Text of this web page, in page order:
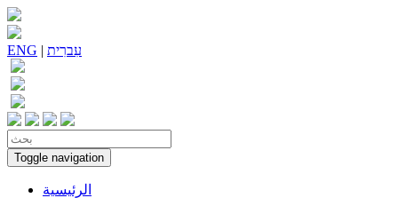
ENG | עִברִית
Toggle navigation
الرئيسية